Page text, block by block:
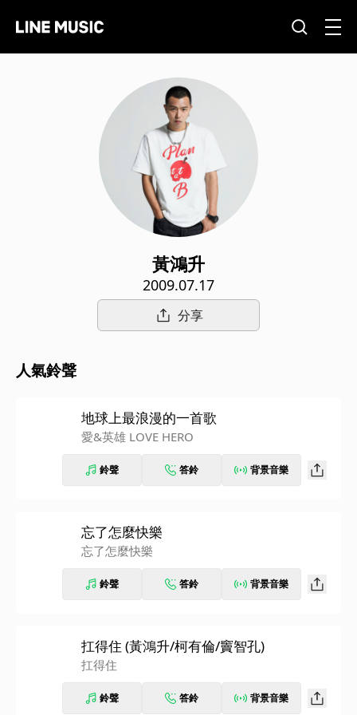
黃鴻升
2009.07.17
分享
人氣鈴聲
地球上最浪漫的一首歌
愛&英雄 LOVE HERO
鈴聲 答鈴 背景音樂
忘了怎麼快樂
忘了怎麼快樂
鈴聲 答鈴 背景音樂
扛得住 (黃鴻升/柯有倫/竇智孔)
扛得住
鈴聲 答鈴 背景音樂